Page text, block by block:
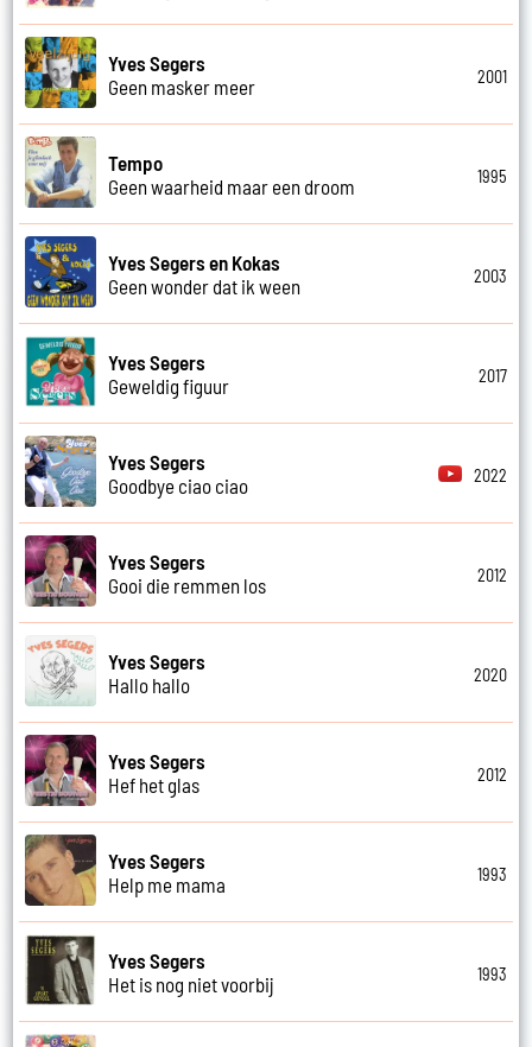
Yves Segers
Geen masker meer
2001
Tempo
Geen waarheid maar een droom
1995
Yves Segers en Kokas
Geen wonder dat ik ween
2003
Yves Segers
Geweldig figuur
2017
Yves Segers
Goodbye ciao ciao
2022
Yves Segers
Gooi die remmen los
2012
Yves Segers
Hallo hallo
2020
Yves Segers
Hef het glas
2012
Yves Segers
Help me mama
1993
Yves Segers
Het is nog niet voorbij
1993